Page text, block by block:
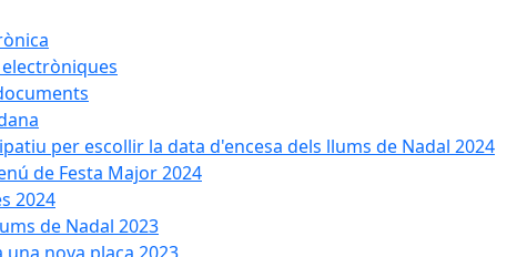
per escollir la data d'encesa dels llums de Nadal 2024
de Festa Major 2024
2024
de Nadal 2023